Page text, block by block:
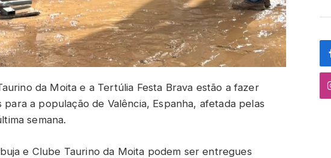
da Moita e a Tertúlia Festa Brava estão a fazer
a população de Valência, Espanha, afetada pelas
semana.
e Clube Taurino da Moita podem ser entregues